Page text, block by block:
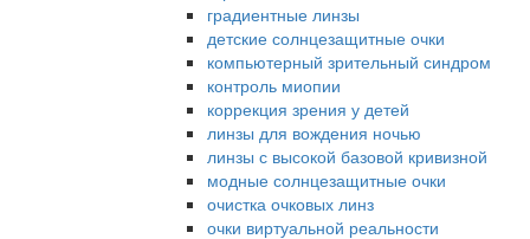
градиентные линзы
детские солнцезащитные очки
компьютерный зрительный синдром
контроль миопии
коррекция зрения у детей
линзы для вождения ночью
линзы с высокой базовой кривизной
модные солнцезащитные очки
очистка очковых линз
очки виртуальной реальности